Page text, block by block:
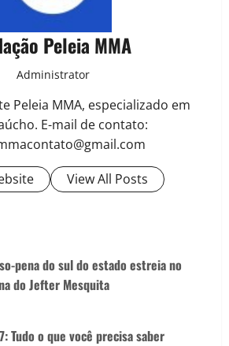
Peleia MMA
Administrator
Peleia MMA, especializado em
E-mail de contato:
View All Posts
pena do sul do estado estreia no
do Jefter Mesquita
Tudo o que você precisa saber